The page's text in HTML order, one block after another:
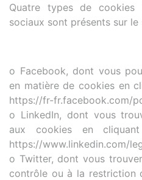
Quatre types de cookies
sociaux sont présents sur le
o Facebook, dont vous
en matière de cookies en
https://fr-fr.facebook.com/
o LinkedIn, dont vous
aux cookies en
https://www.linkedin.com/
o Twitter, dont vous
contrôle ou à la restriction